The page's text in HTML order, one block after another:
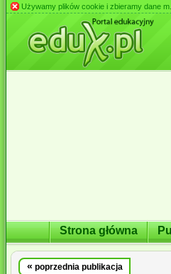
Używamy plików cookie i zbieramy dane
Strona główna
« poprzednia publikacja